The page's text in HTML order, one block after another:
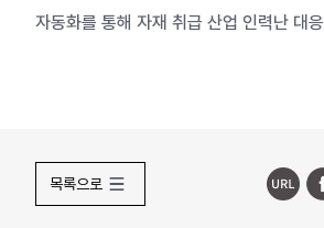
자동화를 통해 자재 취급 산업 인력난 대응
목록으로